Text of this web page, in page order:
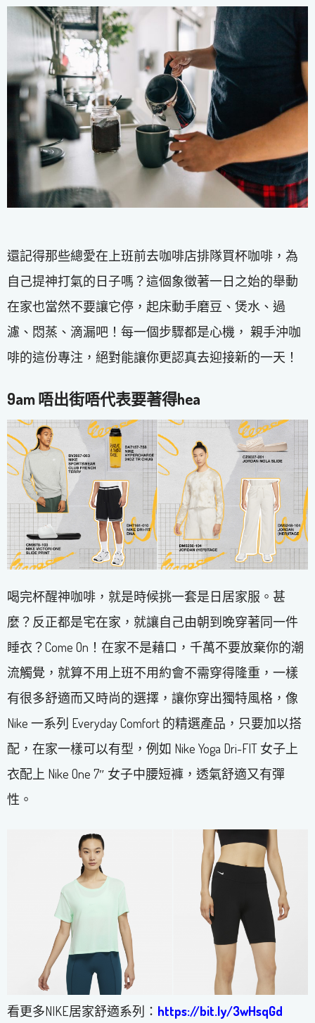
還記得那些總愛在上班前去咖啡店排隊買杯咖啡，為
自己提神打氣的日子嗎？這個象徵著一日之始的舉動
在家也當然不要讓它停，起床動手磨豆、煲水、過
濾、悶蒸、滴漏吧！每一個步驟都是心機， 親手沖咖
啡的這份專注，絕對能讓你更認真去迎接新的一天！
9am唔出街唔代表要著得hea
喝完杯醒神咖啡，就是時候挑一套是日居家服。甚
麼？反正都是宅在家，就讓自己由朝到晚穿著同一件
睡衣？Come On！在家不是藉口，千萬不要放棄你的潮
流觸覺，就算不用上班不用約會不需穿得隆重，一樣
有很多舒適而又時尚的選擇，讓你穿出獨特風格，像
Nike 一系列 Everyday Comfort 的精選產品，只要加以搭
配，在家一樣可以有型，例如 Nike Yoga Dri-FIT 女子上
衣配上 Nike One 7″ 女子中腰短褲，透氣舒適又有彈
性。
看更多NIKE居家舒適系列： https://bit.ly/3wHsqGd